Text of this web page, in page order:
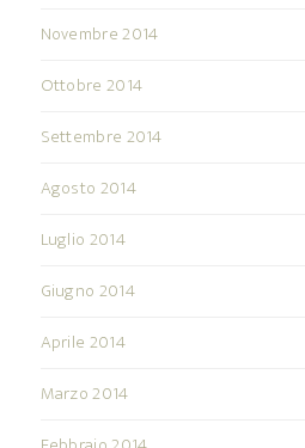
Novembre 2014
Ottobre 2014
Settembre 2014
Agosto 2014
Luglio 2014
Giugno 2014
Aprile 2014
Marzo 2014